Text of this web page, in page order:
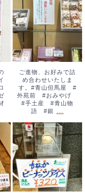
ご進物、お好みで
詰め合わせいたし
ます。#青山但馬
屋 #外苑前 #
おみやげ #手土
産 #青山物語
#銀...
ご進物、お好みで詰
め合わせいたしま
す。#青山但馬屋 #
外苑前 #おみやげ
#手土産 #青山物
語 #銀
もなかピーナッツ
アイス。税込320
円です。濃厚ピー
ナッツフレーバー
です。おやつに、